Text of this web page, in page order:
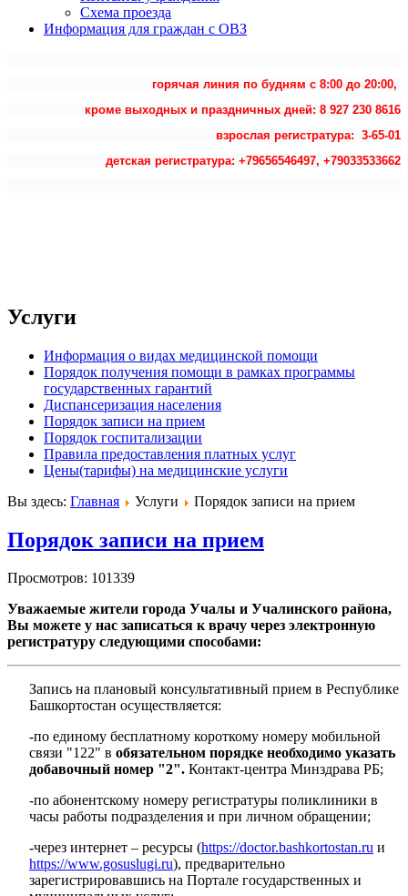
Схема проезда
Информация для граждан с ОВЗ
горячая линия по будням с 8:00 до 20:00,
кроме выходных и праздничных дней: 8 927 230 8616
взрослая регистратура: 3-65-01
детская регистратура: +79656546497, +79033533662
Услуги
Информация о видах медицинской помощи
Порядок получения помощи в рамках программы
государственных гарантий
Диспансеризация населения
Порядок записи на прием
Порядок госпитализации
Правила предоставления платных услуг
Цены(тарифы) на медицинские услуги
Вы здесь: Главная Услуги Порядок записи на прием
Порядок записи на прием
Просмотров: 101339
Уважаемые жители города Учалы и Учалинского района,
Вы можете у нас записаться к врачу через электронную
регистратуру следующими способами:
Запись на плановый консультативный прием в Республике
Башкортостан осуществляется:
-по единому бесплатному короткому номеру мобильной
связи "122" в обязательном порядке необходимо указать
добавочный номер "2". Контакт-центра Минздрава РБ;
-по абонентскому номеру регистратуры поликлиники в
часы работы подразделения и при личном обращении;
-через интернет – ресурсы (https://doctor.bashkortostan.ru и
https://www.gosuslugi.ru), предварительно
зарегистрировавшись на Портале государственных и